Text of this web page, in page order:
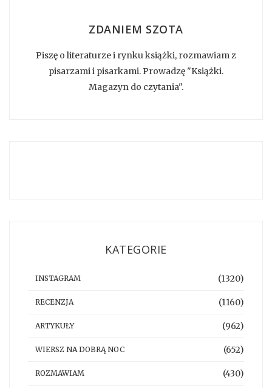
ZDANIEM SZOTA
Piszę o literaturze i rynku książki, rozmawiam z
pisarzami i pisarkami. Prowadzę "Książki.
Magazyn do czytania".
KATEGORIE
INSTAGRAM (1320)
RECENZJA (1160)
ARTYKUŁY (962)
WIERSZ NA DOBRĄ NOC (652)
ROZMAWIAM (430)